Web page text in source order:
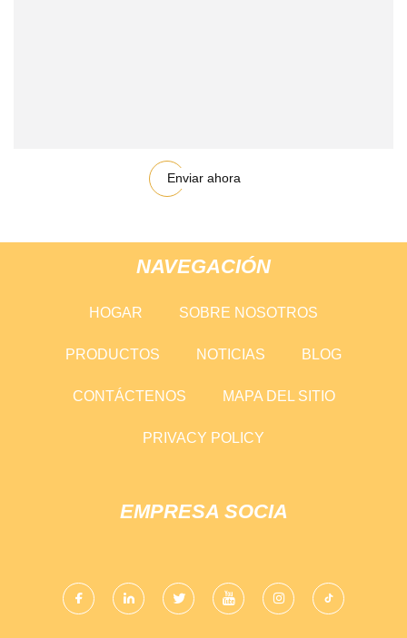
Enviar ahora
NAVEGACIÓN
HOGAR SOBRE NOSOTROS
PRODUCTOS NOTICIAS BLOG
CONTÁCTENOS MAPA DEL SITIO
PRIVACY POLICY
EMPRESA SOCIA